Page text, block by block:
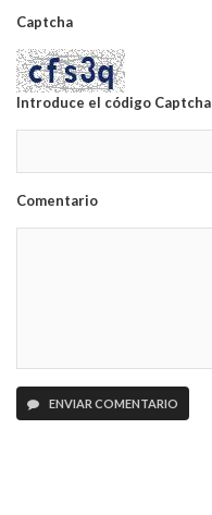
Captcha
Introduce el código Captcha
Comentario
ENVIAR COMENTARIO